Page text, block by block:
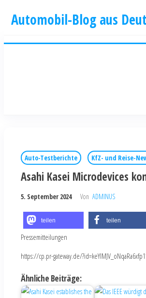
Automobil-Blog aus
Auto-Testberichte KfZ- und Reise-
Asahi Kasei Microdevices
5. September 2024 Von ADMINUS
teilen teilen
Pressemitteilungen
https://cp.pr-gateway.de/
Ähnliche Beiträge: